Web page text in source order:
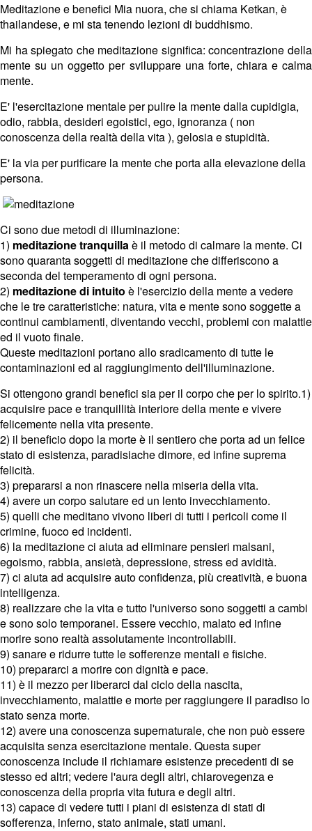
Meditazione e benefici Mia nuora, che si chiama Ketkan, è
thailandese, e mi sta tenendo lezioni di buddhismo.
Mi ha spiegato che meditazione significa: concentrazione della
mente su un oggetto per sviluppare una forte, chiara e calma
mente.
E' l'esercitazione mentale per pulire la mente dalla cupidigia,
odio, rabbia, desideri egoistici, ego, ignoranza ( non
conoscenza della realtà della vita ), gelosia e stupidità.
E' la via per purificare la mente che porta alla elevazione della
persona.
Ci sono due metodi di illuminazione:
1) meditazione tranquillaè il metodo di calmare la mente. Ci
sono quaranta soggetti di meditazione che differiscono a
seconda del temperamento di ogni persona.
2) meditazione di intuito è l'esercizio della mente a vedere
che le tre caratteristiche: natura, vita e mente sono soggette a
continui cambiamenti, diventando vecchi, problemi con malattie
ed il vuoto finale.
Queste meditazioni portano allo sradicamento di tutte le
contaminazioni ed al raggiungimento dell'illuminazione.
Si ottengono grandi benefici sia per il corpo che per lo spirito.1)
acquisire pace e tranquillità interiore della mente e vivere
felicemente nella vita presente.
2) il beneficio dopo la morte è il sentiero che porta ad un felice
stato di esistenza, paradisiache dimore, ed infine suprema
felicità.
3) prepararsi a non rinascere nella miseria della vita.
4) avere un corpo salutare ed un lento invecchiamento.
5) quelli che meditano vivono liberi di tutti i pericoli come il
crimine, fuoco ed incidenti.
6) la meditazione ci aiuta ad eliminare pensieri malsani,
egoismo, rabbia, ansietà, depressione, stress ed avidità.
7) ci aiuta ad acquisire auto confidenza, più creatività, e buona
intelligenza.
8) realizzare che la vita e tutto l'universo sono soggetti a cambi
e sono solo temporanei. Essere vecchio, malato ed infine
morire sono realtà assolutamente incontrollabili.
9) sanare e ridurre tutte le sofferenze mentali e fisiche.
10) prepararci a morire con dignità e pace.
11) è il mezzo per liberarci dal ciclo della nascita,
invecchiamento, malattie e morte per raggiungere il paradiso lo
stato senza morte.
12) avere una conoscenza supernaturale, che non può essere
acquisita senza esercitazione mentale. Questa super
conoscenza include il richiamare esistenze precedenti di se
stesso ed altri; vedere l'aura degli altri, chiarovegenza e
conoscenza della propria vita futura e degli altri.
13) capace di vedere tutti i piani di esistenza di stati di
sofferenza, inferno, stato animale, stati umani.